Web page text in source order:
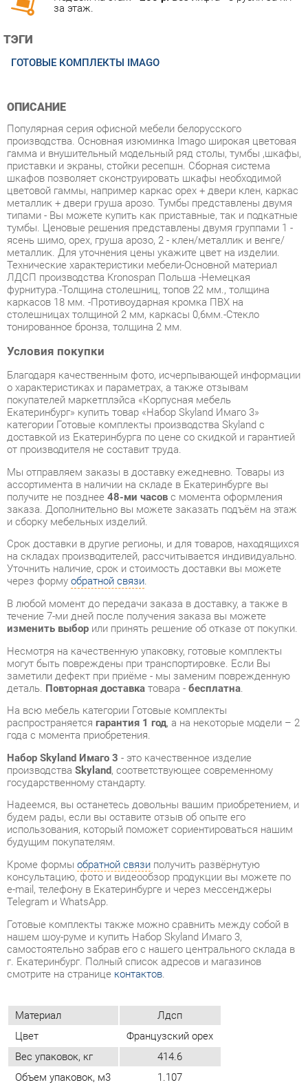
ТЭГИ
производства. Основная изюминка Imago широкая цветовая
приставки и экраны, стойки ресепшн. Сборная система
шкафов позволяет сконструировать шкафы необходимой
цветовой гаммы, например каркас орех + двери клен, каркас
металлик + двери груша арозо. Тумбы представлены двумя
типами - Вы можете купить как приставные, так и подкатные
тумбы. Ценовые решения представлены двумя группами 1 -
ясень шимо, орех, груша арозо, 2 - клен/металлик и венге/
металлик. Для уточнения цены укажите цвет на изделии.
Технические характеристики мебели-Основной материал
ЛДСП производства Kronospan Польша -Немецкая
фурнитура.-Толщина столешниц, топов 22 мм., толщина
каркасов 18 мм. -Противоударная кромка ПВХ на
столешницах толщиной 2 мм, каркасы 0,6мм.-Стекло
тонированное бронза, толщина 2 мм.
Условия покупки
Благодаря качественным фото, исчерпывающей информации
покупателей маркетплэйса «Корпусная мебель
категории Готовые комплекты производства Skyland с
доставкой из Екатеринбурга по цене со скидкой и гарантией
от производителя не составит труда.
Мы отправляем заказы в доставку ежедневно. Товары из
ассортимента в наличии на складе в Екатеринбурге вы
получите не позднее48-ми часовс момента оформления
заказа. Дополнительно вы можете заказать подъём на этаж
и сборку мебельных изделий.
Срок доставки в другие регионы, и для товаров, находящихся
на складах производителей, рассчитывается индивидуально.
Уточнить наличие, срок и стоимость доставки вы можете
через формуобратной связи.
В любой момент до передачи заказа в доставку, а также в
течение 7-ми дней после получения заказа вы можете
изменить выборили принять решение об отказе от покупки.
могут быть повреждены при транспортировке. Если Вы
заметили дефект при приёме - мы заменим поврежденную
деталь.Повторная доставкатовара -бесплатна.
На всю мебель категории Готовые комплекты
распространяетсягарантия 1 год, а на некоторые модели – 2
года с момента приобретения.
Набор Skyland Имаго 3
- это качественное изделие
производстваSkyland, соответствующее современному
государственному стандарту.
Надеемся, вы останетесь довольны вашим приобретением, и
будем рады, если вы оставите отзыв об опыте его
использования, который поможет сориентироваться нашим
будущим покупателям.
Кроме формы
получить развёрнутую
консультацию, фото и видеообзор продукции вы можете по
e-mail, телефону в Екатеринбурге и через мессенджеры
Telegram и WhatsApp.
нашем шоу-руме и купить Набор Skyland Имаго 3,
самостоятельно забрав его с нашего центрального склада в
г. Екатеринбург. Полный список адресов и магазинов
смотрите на странице
Материал Лдсп
Цвет
Французский орех
Вес упаковок, кг
Объем упаковок, м3
1.107
ОТЗЫВЫ
Пока нет отзывов, поделитесь первым своим мнением.